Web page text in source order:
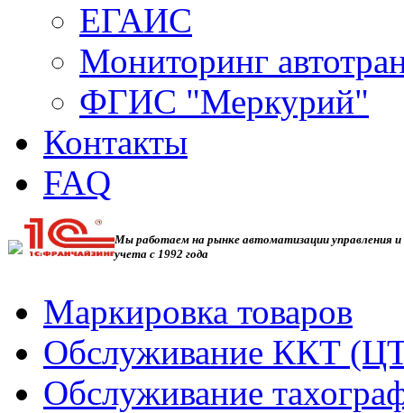
ЕГАИС
Мониторинг
ФГИС "Меркурий"
Контакты
FAQ
Мы работаем на рынке автоматизации управления и
учета с 1992 года
Маркировка товаров
Обслуживание ККТ
Обслуживание